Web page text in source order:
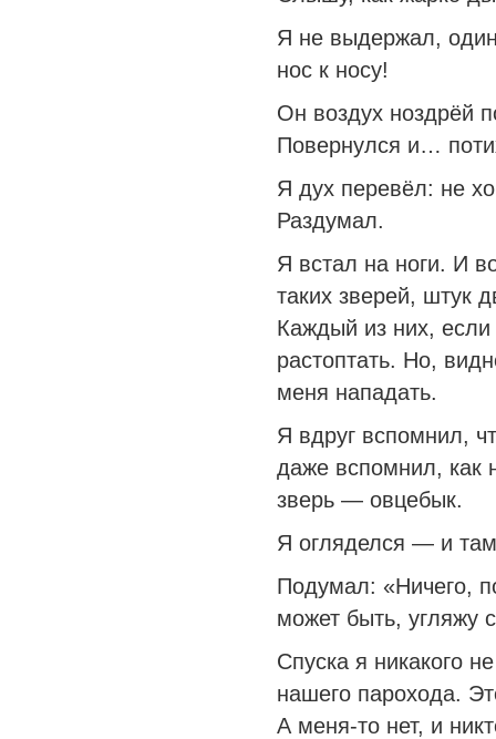
Я не выдержал,
нос к носу!
Он воздух ноздрёй
Повернулся и…
Я дух перевёл: не
Раздумал.
Я встал на ноги. И
таких зверей, штук
Каждый из них, если
растоптать. Но,
меня нападать.
Я вдруг вспомнил,
даже вспомнил, как
зверь — овцебык.
Я огляделся — и
Подумал: «Ничего,
может быть, угляжу
Спуска я никакого
нашего парохода.
А меня-то нет, и